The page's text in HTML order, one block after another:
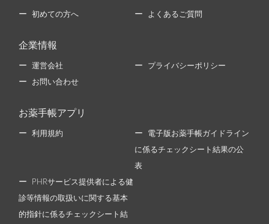
初めての方へ よくあるご質問
企業情報
運営会社 プライバシーポリシー
お問い合わせ
お薬手帳アプリ
利用規約 電子版お薬手帳ガイドライン
に係るチェックシート結果の公
表
PHRサービス提供者による健
診等情報の取扱いに関する基本
的指針に係るチェックシート結